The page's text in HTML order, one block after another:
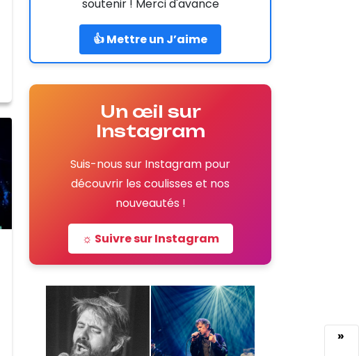
»
soutenir ! Merci d'avance
👍 Mettre un J’aime
Un œil sur
Instagram
Suis-nous sur Instagram pour
découvrir les coulisses et nos
nouveautés !
☼ Suivre sur Instagram